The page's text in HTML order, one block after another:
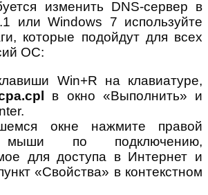
изменить DNS-сервер в
или Windows 7 используйте
которые подойдут для всех
ОС:
Win+R на клавиатуре,
в окно «Выполнить» и
окне нажмите правой
мыши по подключению,
для доступа в Интернет и
«Свойства» в контекстном